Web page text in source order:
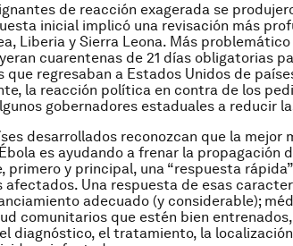
de reacción exagerada se
inicial implicó una revisación más
Liberia y Sierra Leona. Más
cuarentenas de 21 días obligatorias
que regresaban a Estados Unidos de
la reacción política en contra de los
gobernadores estaduales a reducir
desarrollados reconozcan que la mejor
es ayudando a frenar la propagación
primero y principal, una “respuesta
afectados. Una respuesta de esas
adecuado (y considerable);
comunitarios que estén bien
diagnóstico, el tratamiento, la